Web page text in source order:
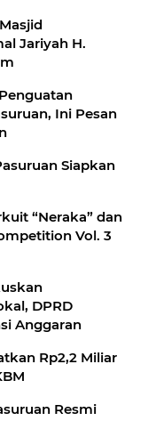
Jariyah H.
Ini Pesan
Siapkan
“Neraka” dan
Vol. 3
DPRD
Anggaran
Rp2,2 Miliar
Resmi